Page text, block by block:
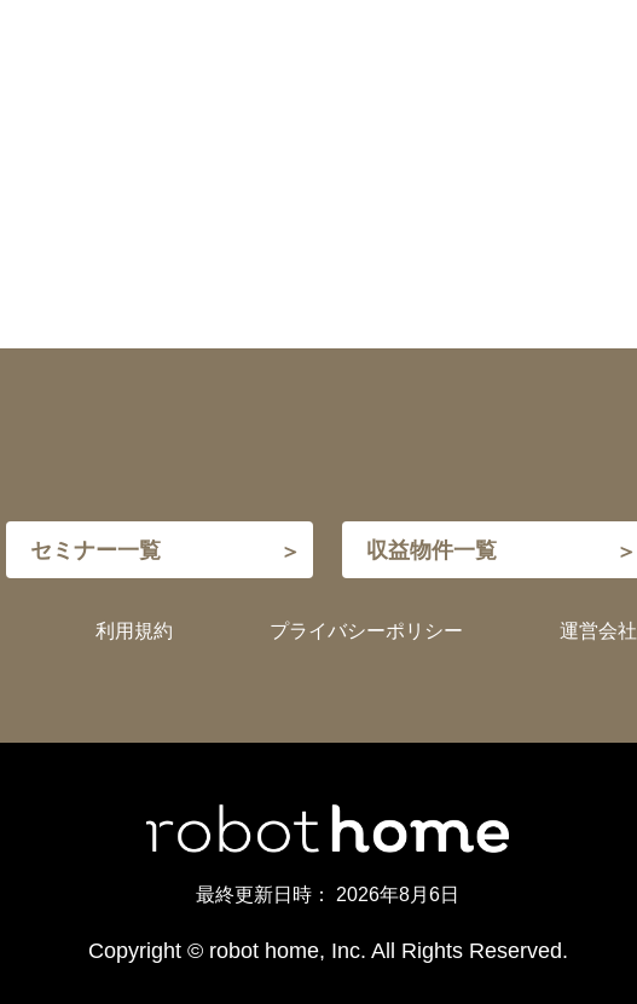
セミナー一覧 収益物件一覧
利用規約 プライバシーポリシー 運営会社
最終更新日時： 2026年8月6日
Copyright © robot home, Inc. All Rights Reserved.